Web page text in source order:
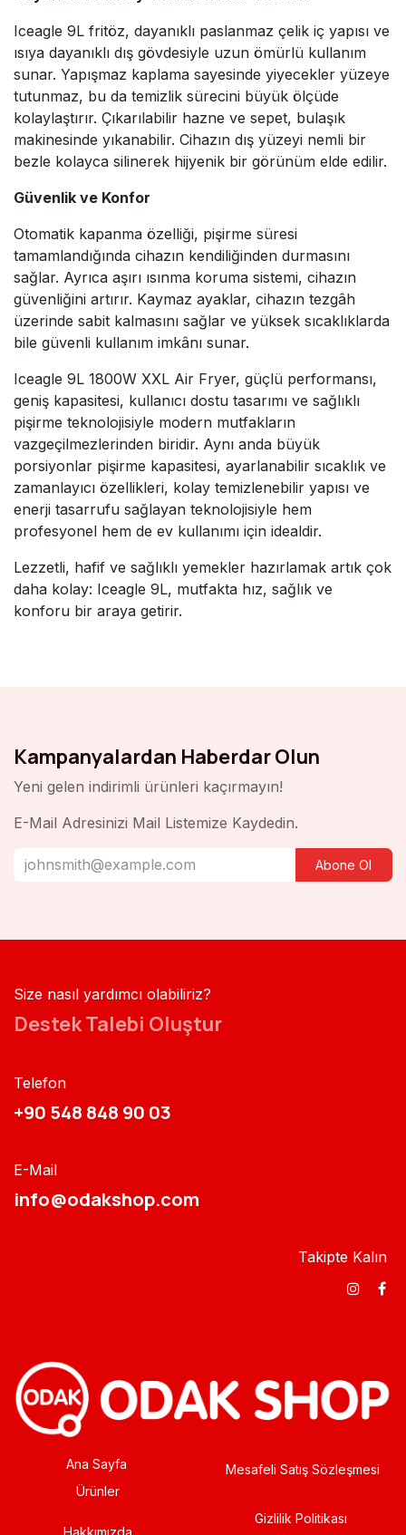
Iceagle 9L fritöz, dayanıklı paslanmaz çelik iç yapısı ve
ısıya dayanıklı dış gövdesiyle uzun ömürlü kullanım
sunar. Yapışmaz kaplama sayesinde yiyecekler yüzeye
tutunmaz, bu da temizlik sürecini büyük ölçüde
kolaylaştırır. Çıkarılabilir hazne ve sepet, bulaşık
makinesinde yıkanabilir. Cihazın dış yüzeyi nemli bir
bezle kolayca silinerek hijyenik bir görünüm elde edilir.
Güvenlik ve Konfor
Otomatik kapanma özelliği, pişirme süresi
tamamlandığında cihazın kendiliğinden durmasını
sağlar. Ayrıca aşırı ısınma koruma sistemi, cihazın
güvenliğini artırır. Kaymaz ayaklar, cihazın tezgâh
üzerinde sabit kalmasını sağlar ve yüksek sıcaklıklarda
bile güvenli kullanım imkânı sunar.
Iceagle 9L 1800W XXL Air Fryer, güçlü performansı,
geniş kapasitesi, kullanıcı dostu tasarımı ve sağlıklı
pişirme teknolojisiyle modern mutfakların
vazgeçilmezlerinden biridir. Aynı anda büyük
porsiyonlar pişirme kapasitesi, ayarlanabilir sıcaklık ve
zamanlayıcı özellikleri, kolay temizlenebilir yapısı ve
enerji tasarrufu sağlayan teknolojisiyle hem
profesyonel hem de ev kullanımı için idealdir.
Lezzetli, hafif ve sağlıklı yemekler hazırlamak artık çok
daha kolay: Iceagle 9L, mutfakta hız, sağlık ve
konforu bir araya getirir.
Kampanyalardan Haberdar Olun
Yeni gelen indirimli ürünleri kaçırmayın!
E-Mail Adresinizi Mail Listemize Kaydedin.
Abone Ol
Size nasıl yardımcı olabiliriz?
Destek Talebi Oluştur
Telefon
+90 548 848 90 03​​
E-Mail
info@odakshop.com​
Takipte Kalın
Ana Sayfa
Ürünler
Mesafeli Satış Sözleşmesi
Gizlilik Politikası